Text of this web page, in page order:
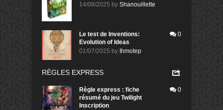
14/08/2025 by Shanouillette
Le test de Inventions:
Evolution of Ideas
01/07/2025 by Ihmotep
0
RÈGLES EXPRESS
Règle express : fiche
résumé du jeu Twilight
Inscription
0